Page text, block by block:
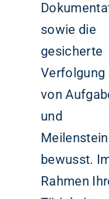
sowie die
gesicherte
Verfolgung
von
und
bewusst.
Rahmen